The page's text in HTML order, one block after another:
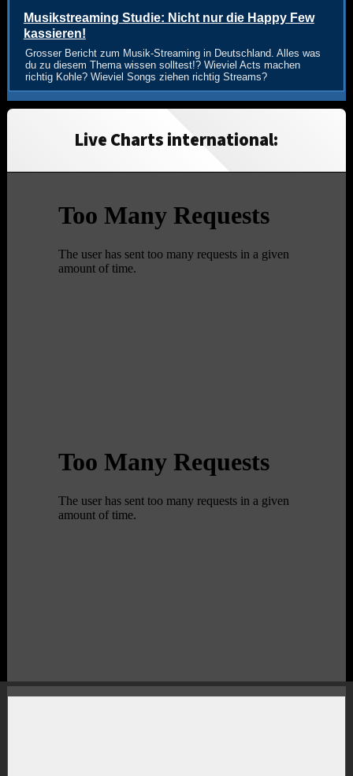
Musikstreaming Studie: Nicht nur die Happy Few
kassieren!
Grosser Bericht zum Musik-Streaming in Deutschland. Alles was
du zu diesem Thema wissen solltest!? Wieviel Acts machen
richtig Kohle? Wieviel Songs ziehen richtig Streams?
Live Charts international: